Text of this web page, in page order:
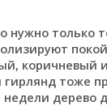
нужно только
коричневый
тоже
дерево